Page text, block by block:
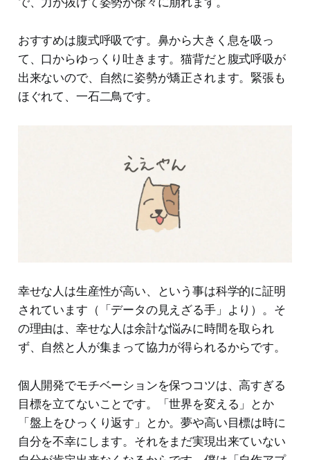
おすすめは腹式呼吸です。鼻から大きく息を吸っ
て、口からゆっくり吐きます。猫背だと腹式呼吸が
出来ないので、自然に姿勢が矯正されます。緊張も
ほぐれて、一石二鳥です。
幸せな人は生産性が高い、という事は科学的に証明
されています（「データの見えざる手」より）。そ
の理由は、幸せな人は余計な悩みに時間を取られ
ず、自然と人が集まって協力が得られるからです。
個人開発でモチベーションを保つコツは、高すぎる
目標を立てないことです。「世界を変える」とか
「盤上をひっくり返す」とか。夢や高い目標は時に
自分を不幸にします。それをまだ実現出来ていない